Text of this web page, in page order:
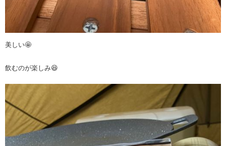
美しい🤩
飲むのが楽しみ😆